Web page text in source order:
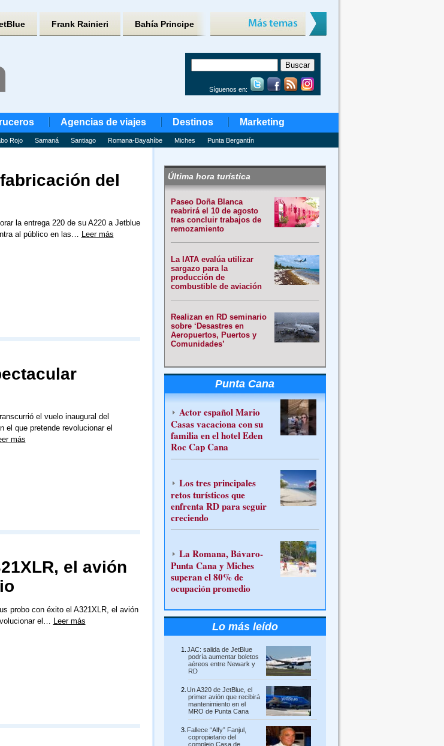
Frank Rainieri Bahía Principe
Síguenos en:
Agencias de viajes Destinos Marketing
Rojo Samaná Santiago Romana-Bayahíbe Miches Punta Bergantín
del
la entrega 220 de su A220 a Jetblue
al público en las… Leer más
el vuelo inaugural del
el que pretende revolucionar el
más
el avión
probo con éxito el A321XLR, el avión
el… Leer más
Última hora turística
Paseo Doña Blanca
reabrirá el 10 de agosto
tras concluir trabajos de
remozamiento
La IATA evalúa utilizar
sargazo para la
producción de
combustible de aviación
Realizan en RD seminario
sobre ‘Desastres en
Aeropuertos, Puertos y
Comunidades’
Punta Cana
Actor español Mario
Casas vacaciona con su
familia en el hotel Eden
Roc Cap Cana
Los tres principales
retos turísticos que
enfrenta RD para seguir
creciendo
La Romana, Bávaro-
Punta Cana y Miches
superan el 80% de
ocupación promedio
Lo más leído
JAC: salida de JetBlue
podría aumentar boletos
aéreos entre Newark y
RD
Un A320 de JetBlue, el
primer avión que recibirá
mantenimiento en el
MRO de Punta Cana
Fallece “Alfy” Fanjul,
copropietario del
complejo Casa de